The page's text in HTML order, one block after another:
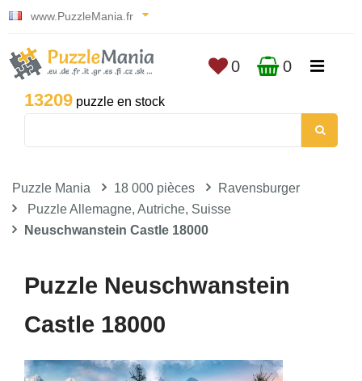
www.PuzzleMania.fr
13209 puzzle en stock
0 0
Puzzle Mania 18 000 pièces
Ravensburger
Puzzle Allemagne, Autriche, Suisse
Neuschwanstein Castle 18000
Puzzle Neuschwanstein
Castle 18000